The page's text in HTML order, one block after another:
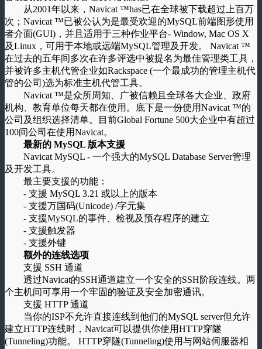
从2001年以来，Navicat ™has已在全球被下载超过上百万
次；Navicat ™已被公认为是最受欢迎的MySQL前端图形使用
者介面(GUI)，并且适用于三种作业平台- Window, Mac OS X
及Linux，可用于本地或远端MySQL管理及开发。 Navicat ™
在过去的五年间多次在许多评选中被提名为最佳管理类工具，
并被许多主机代管企业如Rackspace (一个最成功的管理主机代
管的公司)选为标准主机代管工具。
Navicat ™是众所周知、广被信赖且全球各大企业、政府
机构、教育单位每天都在使用。底下是一份使用Navicat ™的
公司及组织选择清单。目前Global Fortune 500大企业中有超过
100间公司在使用Navicat。
最新的 MySQL 版本支援
Navicat MySQL - 一个强大的MySQL Database Server管理
及开发工具。
最主要支援的功能：
- 支援 MySQL 3.21 或以上的版本
- 支援万国码(Unicode) /字元集
- 支援MySQL的事件、检视及预存程序的建立
- 支援触发器
- 支援外键
额外的连线选项
支援 SSH 通道
透过Navicat的SSH通道建立一个安全的SSH阶段连线。两
个主机间可享用一个牢固的验证及安全加密通讯。
支援 HTTP 通道
当你的ISP不允许直接连线到他们的MySQL server但允许
建立HTTP连线时，Navicat可以提供你使用HTTP穿隧
(Tunneling)功能。 HTTP穿隧(Tunneling)使用与网站伺服器相